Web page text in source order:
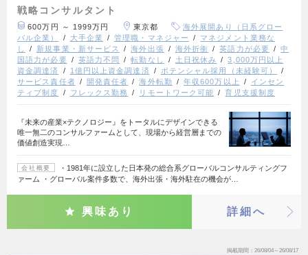
戦略コンサルタント
600万円 ～ 1999万円 東京都
海外展開あり（日系グロー
バル企業）
大手企業 管理職・マネジャー
マネジメント業務な
し
新規事業・新サービス 海外出張 海外折衝 英語力が必要
中
国語力が必要
英語力不問 転勤なし 土日祝休み
3,000万円以上
資金調達済
1億円以上資金調達済
ポテンシャル採用（未経験可）
サービス責任者
開発責任者 海外転勤 年収600万以上
インセン
ティブ制度
フレックス勤務 リモートワーク可能 育児支援制度
『未来の産業×テクノロジー』をトータルにデザインできる
唯一無二のコンサルファームとして、現場から経営層までの
価値創造実現…
会社概要
・1981年に設立した日本発の総合系グローバルコンサルティングフ
ァーム ・グローバル案件多数で、海外出張・海外駐在の機会が…
興味あり 詳細へ
掲載期間 26/08/04～26/08/17